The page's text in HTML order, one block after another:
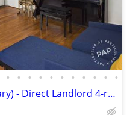
• • • • • • • • • • •
FOR SALE FSBO (bilingual notary) - Direct Landlord 4-room ap (2 bed)